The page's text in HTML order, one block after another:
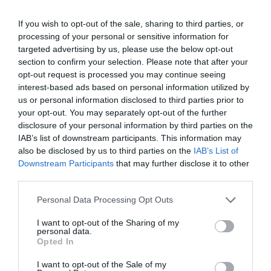
If you wish to opt-out of the sale, sharing to third parties, or
processing of your personal or sensitive information for
targeted advertising by us, please use the below opt-out
section to confirm your selection. Please note that after your
opt-out request is processed you may continue seeing
interest-based ads based on personal information utilized by
us or personal information disclosed to third parties prior to
your opt-out. You may separately opt-out of the further
disclosure of your personal information by third parties on the
IAB’s list of downstream participants. This information may
also be disclosed by us to third parties on the IAB’s List of
Downstream Participants that may further disclose it to other
Please note that this website/app uses one or more Google
not limited to your visit or usage behaviour. You may click to
grant or deny consent to Google and its third-party tags to
use your data for below specified purposes in below Google
consent section.
Personal Data Processing Opt Outs
I want to opt-out of the Sharing of my
personal data.
Opted In
I want to opt-out of the Sale of my
Νεκρός 75χρονος που είχε φύγει
για το χωράφι του
07.08.2026 | 13:30
Το evima.gr Αποκαλύπτει: Τρία
πυροσβεστικά οχήματα έφτασαν
στην Εύβοια! Που θα δοθούν
07.08.2026 | 13:05
Συντάξεις: Ποιοι θα πάρουν
Σκύρος: Στάχτη πάνω από 1.000
στρέμματα στο Νησί – Νέες
εικόνες
07.08.2026 | 12:45